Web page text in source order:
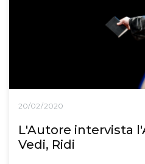
20/02/2020
L'Autore intervista
Vedi, Ridi